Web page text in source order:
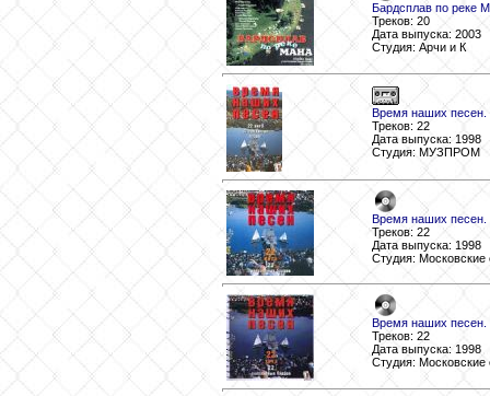
Бардсплав по реке
Треков: 20
Дата выпуска: 2003
Студия: Арчи и К
Время наших песен.
Треков: 22
Дата выпуска: 1998
Студия: МУЗПРОМ
Время наших песен.
Треков: 22
Дата выпуска: 1998
Студия: Московские
Время наших песен.
Треков: 22
Дата выпуска: 1998
Студия: Московские